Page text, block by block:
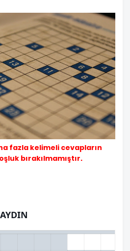
fazla kelimeli cevapların
bırakılmamıştır.